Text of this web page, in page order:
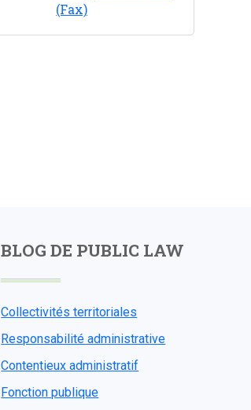
(Fax)
BLOG DE PUBLIC LAW
Collectivités territoriales
Responsabilité administrative
Contentieux administratif
Fonction publique